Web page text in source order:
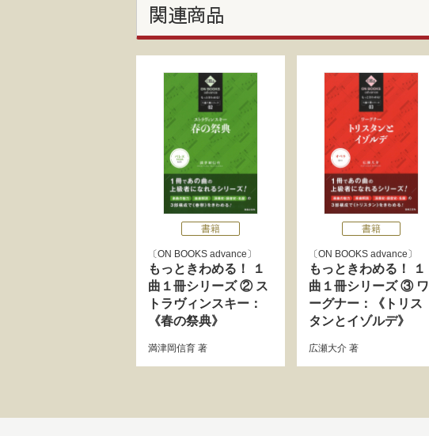
関連商品
書籍
ON BOOKS advance
もっときわめる！ １
曲１冊シリーズ ② ス
トラヴィンスキー：
《春の祭典》
満津岡信育 著
書籍
ON BOOKS advance
もっときわめる！ １
曲１冊シリーズ ③ ワ
ーグナー：《トリス
タンとイゾルデ》
広瀬大介 著